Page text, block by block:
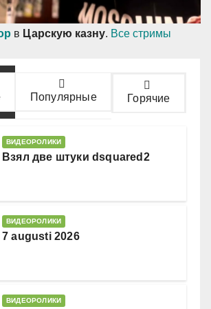
в Царскую казну. Все стримы
Популярные Горячие
ВИДЕОРОЛИКИ
Взял две штуки dsquared2
ВИДЕОРОЛИКИ
7 augusti 2026
ВИДЕОРОЛИКИ